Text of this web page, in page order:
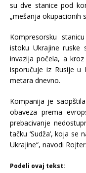
su dve stanice pod
„mešanja okupacionih
Kompresorsku
istoku Ukrajine ruske
invazija počela, a
isporučuje iz Rusije u
metara dnevno.
Kompanija je
obaveza prema
prebacivanje
tačku ‘Sudža’, koja
Ukrajine“, navodi
Podeli ovaj tekst: